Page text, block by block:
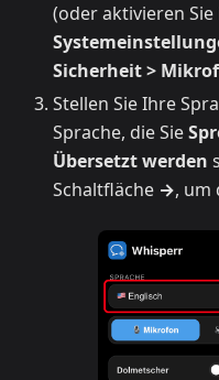
(oder aktivieren
Sicherheit >
Stellen Sie Ihre
Sprache, die Sie
Übersetzt werden
Schaltfläche →, um